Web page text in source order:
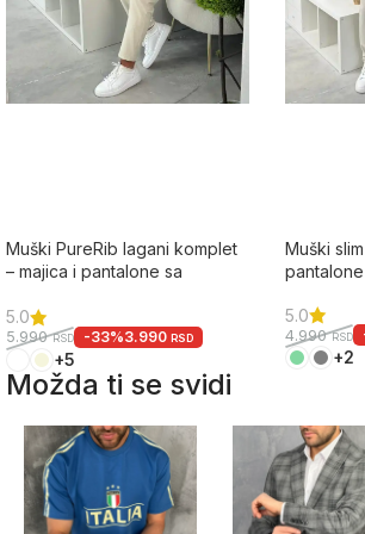
Muški PureRib lagani komplet
– majica i pantalone sa
5.0
5.990RSD -33%3.990 RSD
+5
Muški
5.0
4.990RSD
+2
Možda ti se svidi